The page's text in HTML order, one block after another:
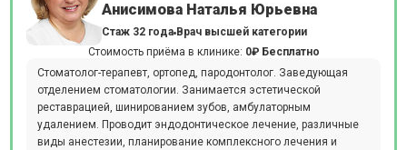
Анисимова Наталья Юрьевна
Стаж 32 года Врач высшей категории
Стоимость приёма в клинике: 0₽ Бесплатно
Стоматолог-терапевт, ортопед, пародонтолог. Заведующая
отделением стоматологии. Занимается эстетической
реставрацией, шинированием зубов, амбулаторным
удалением. Проводит эндодонтическое лечение, различные
виды анестезии, планирование комплексного лечения и